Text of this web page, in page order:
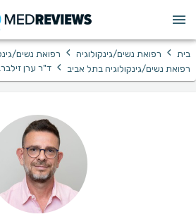
בית › רפואת נשים/גינקולוגיה › רפואת נשים/
רפואת נשים/גינקולוגיה בתל אביב › ד"ר ערן